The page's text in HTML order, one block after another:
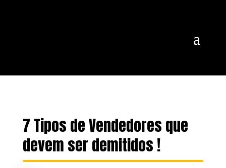
7 Tipos de Vendedores que
devem ser demitidos !